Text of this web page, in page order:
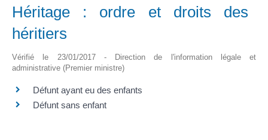
Héritage : ordre et droits des
héritiers
Vérifié le 23/01/2017 - Direction de l'information légale et
administrative (Premier ministre)
Défunt ayant eu des enfants
Défunt sans enfant